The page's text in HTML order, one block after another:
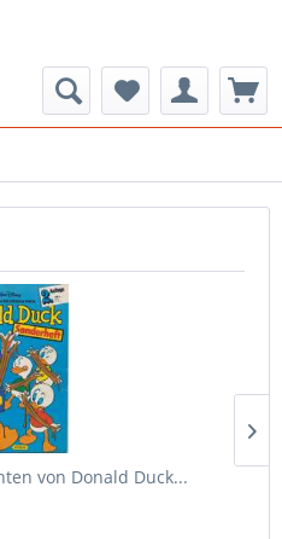
von Donald Duck...